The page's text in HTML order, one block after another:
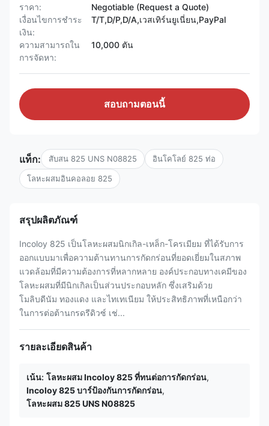
ราคา:
Negotiable (Request a Quote)
เงื่อนไขการชำระ
เงิน:
T/T,D/P,D/A,เวสเทิร์นยูเนี่ยน,PayPal
ความสามารถใน
การจัดหา:
10,000 ตัน
สอบถามตอนนี้
แท็ก: สับสน 825 UNS N08825 อินโคโลย์ 825 ท่อ
โลหะผสมอินคอลอย 825
สรุปผลิตภัณฑ์
Incoloy 825 เป็นโลหะผสมนิกเกิล-เหล็ก-โครเมียม ที่ได้รับการ
ออกแบบมาเพื่อความต้านทานการกัดกร่อนที่ยอดเยี่ยมในสภาพ
แวดล้อมที่มีความต้องการที่หลากหลาย องค์ประกอบทางเคมีของ
โลหะผสมที่มีนิกเกิลเป็นส่วนประกอบหลัก ซึ่งเสริมด้วย
โมลิบดีนัม ทองแดง และไทเทเนียม ให้ประสิทธิภาพที่เหนือกว่า
ในการต่อต้านกรดรีดิวซ์ เช่...
รายละเอียดสินค้า
เน้น: โลหะผสม Incoloy 825 ที่ทนต่อการกัดกร่อน,
Incoloy 825 บาร์ป้องกันการกัดกร่อน,
โลหะผสม 825 UNS N08825